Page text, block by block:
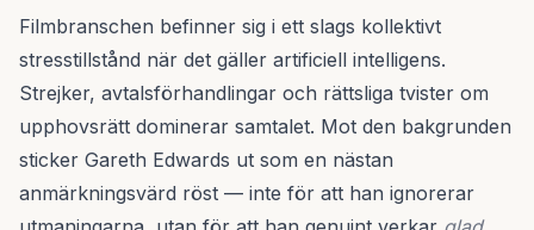
Filmbranschen befinner sig i ett slags kollektivt
stresstillstånd när det gäller artificiell intelligens.
Strejker, avtalsförhandlingar och rättsliga tvister om
upphovsrätt dominerar samtalet. Mot den bakgrunden
sticker Gareth Edwards ut som en nästan
anmärkningsvärd röst — inte för att han ignorerar